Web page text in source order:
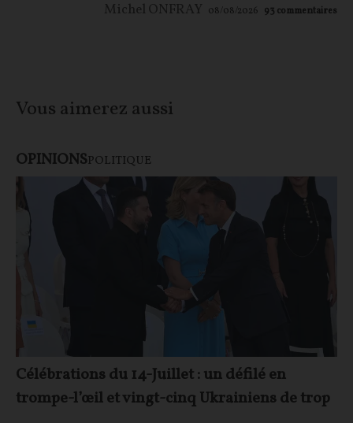
Michel ONFRAY 08/08/2026 93 commentaires
Vous aimerez aussi
OPINIONSPOLITIQUE
Célébrations du 14-Juillet : un défilé en
trompe-l’œil et vingt-cinq Ukrainiens de trop